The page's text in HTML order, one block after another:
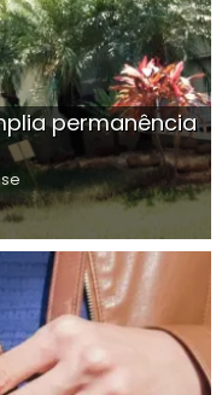
permanência